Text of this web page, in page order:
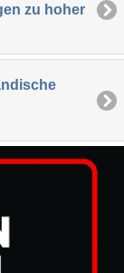
zu hoher